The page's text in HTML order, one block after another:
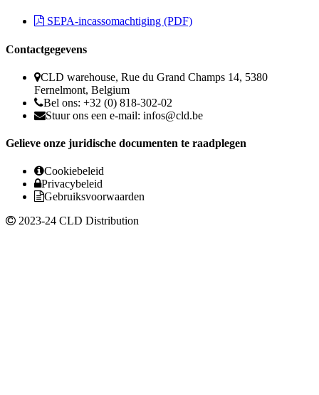
SEPA-incassomachtiging (PDF)
Contactgegevens
CLD warehouse, Rue du Grand Champs 14, 5380
Fernelmont, Belgium
Bel ons: +32 (0) 818-302-02
Stuur ons een e-mail: infos@cld.be
Gelieve onze juridische documenten te raadplegen
Cookiebeleid
Privacybeleid
Gebruiksvoorwaarden
2023-24 CLD Distribution